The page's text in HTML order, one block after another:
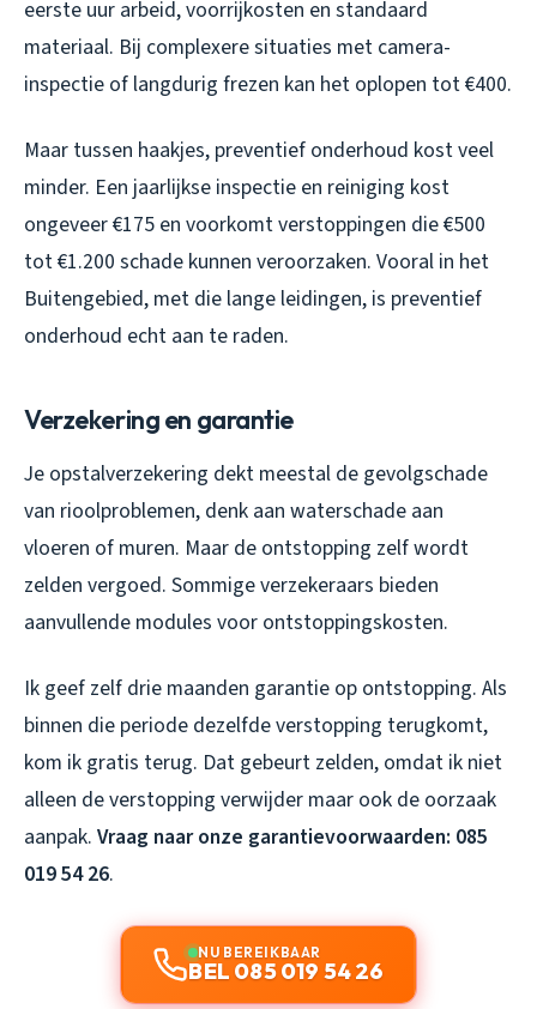
eerste uur arbeid, voorrijkosten en standaard
materiaal. Bij complexere situaties met camera-
inspectie of langdurig frezen kan het oplopen tot €400.
Maar tussen haakjes, preventief onderhoud kost veel
minder. Een jaarlijkse inspectie en reiniging kost
ongeveer €175 en voorkomt verstoppingen die €500
tot €1.200 schade kunnen veroorzaken. Vooral in het
Buitengebied, met die lange leidingen, is preventief
onderhoud echt aan te raden.
Verzekering en garantie
Je opstalverzekering dekt meestal de gevolgschade
van rioolproblemen, denk aan waterschade aan
vloeren of muren. Maar de ontstopping zelf wordt
zelden vergoed. Sommige verzekeraars bieden
aanvullende modules voor ontstoppingskosten.
Ik geef zelf drie maanden garantie op ontstopping. Als
binnen die periode dezelfde verstopping terugkomt,
kom ik gratis terug. Dat gebeurt zelden, omdat ik niet
alleen de verstopping verwijder maar ook de oorzaak
aanpak. Vraag naar onze garantievoorwaarden: 085
019 54 26.
NU BEREIKBAAR
BEL 085 019 54 26